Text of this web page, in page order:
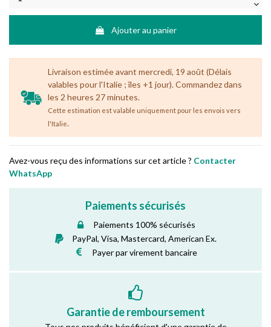
Ajouter au panier
Livraison estimée avant mercredi, 19 août (Délais
valables pour l'Italie ; îles +1 jour). Commandez dans
les 2 heures 27 minutes.
Cette estimation est valable uniquement pour les envois vers
l'Italie.
Avez-vous reçu des informations sur cet article ? Contacter
WhatsApp
Paiements sécurisés
Paiements 100% sécurisés
PayPal, Visa, Mastercard, American Ex.
Payer par virement bancaire
Garantie de remboursement